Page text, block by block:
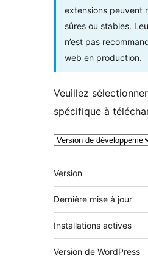
extensions peuvent
sûres ou stables.
n’est pas
web en production.
Veuillez
spécifique à
Méta
Version
Dernière mise à jour
Installations actives
Version de WordPress